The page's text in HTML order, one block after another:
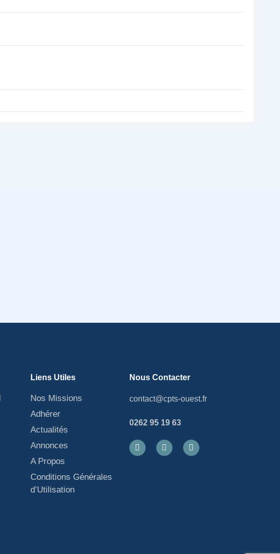
Liens Utiles
Nos Missions
Adhérer
Actualités
Annonces
A Propos
Conditions Générales
d’Utilisation
Nous Contacter
contact@cpts-ouest.fr
0262 95 19 63